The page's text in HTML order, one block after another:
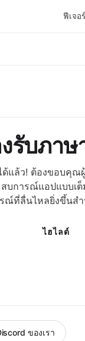
ฟีเจอร์
รับภาษ
แล้ว! ต้องขอบคุณ
บการณ์แอปแบบเ
ณ์ที่ลื่นไหลยิ่งขึ้นส
ไฮไลต์
ของเรา